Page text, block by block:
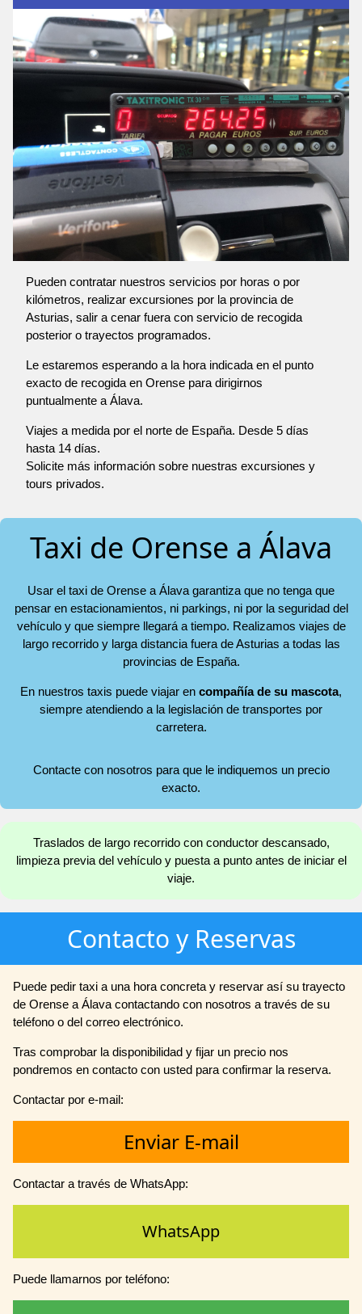
Pueden contratar nuestros servicios por horas o por
kilómetros, realizar excursiones por la provincia de
Asturias, salir a cenar fuera con servicio de recogida
posterior o trayectos programados.
Le estaremos esperando a la hora indicada en el punto
exacto de recogida en Orense para dirigirnos
puntualmente a Álava.
Viajes a medida por el norte de España. Desde 5 días
hasta 14 días.
Solicite más información sobre nuestras excursiones y
tours privados.
Taxi de Orense a Álava
Usar el taxi de Orense a Álava garantiza que no tenga que
pensar en estacionamientos, ni parkings, ni por la seguridad del
vehículo y que siempre llegará a tiempo. Realizamos viajes de
largo recorrido y larga distancia fuera de Asturias a todas las
provincias de España.
En nuestros taxis puede viajar en compañía de su mascota,
siempre atendiendo a la legislación de transportes por
carretera.
Contacte con nosotros para que le indiquemos un precio
exacto.
Traslados de largo recorrido con conductor descansado,
limpieza previa del vehículo y puesta a punto antes de iniciar el
viaje.
Contacto y Reservas
Puede pedir taxi a una hora concreta y reservar así su trayecto
de Orense a Álava contactando con nosotros a través de su
teléfono o del correo electrónico.
Tras comprobar la disponibilidad y fijar un precio nos
pondremos en contacto con usted para confirmar la reserva.
Contactar por e-mail:
Enviar E-mail
Contactar a través de WhatsApp:
WhatsApp
Puede llamarnos por teléfono: